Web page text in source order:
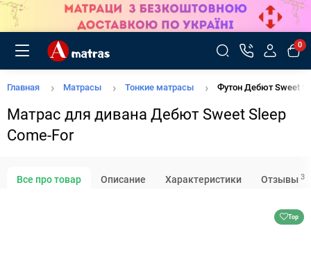
0
Главная Матрасы Тонкие матрасы Футон Дебют Sweet
Матрас для дивана Дебют Sweet Sleep
Come-For
Все про товар Описание Характеристики Отзывы 3
Top